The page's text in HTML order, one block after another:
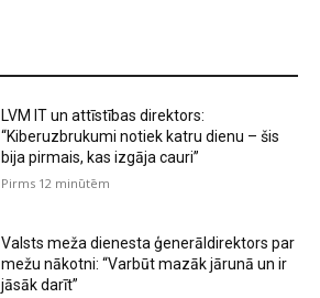
LVM IT un attīstības direktors:
“Kiberuzbrukumi notiek katru dienu – šis
bija pirmais, kas izgāja cauri”
Pirms 12 minūtēm
Valsts meža dienesta ģenerāldirektors par
mežu nākotni: “Varbūt mazāk jārunā un ir
jāsāk darīt”